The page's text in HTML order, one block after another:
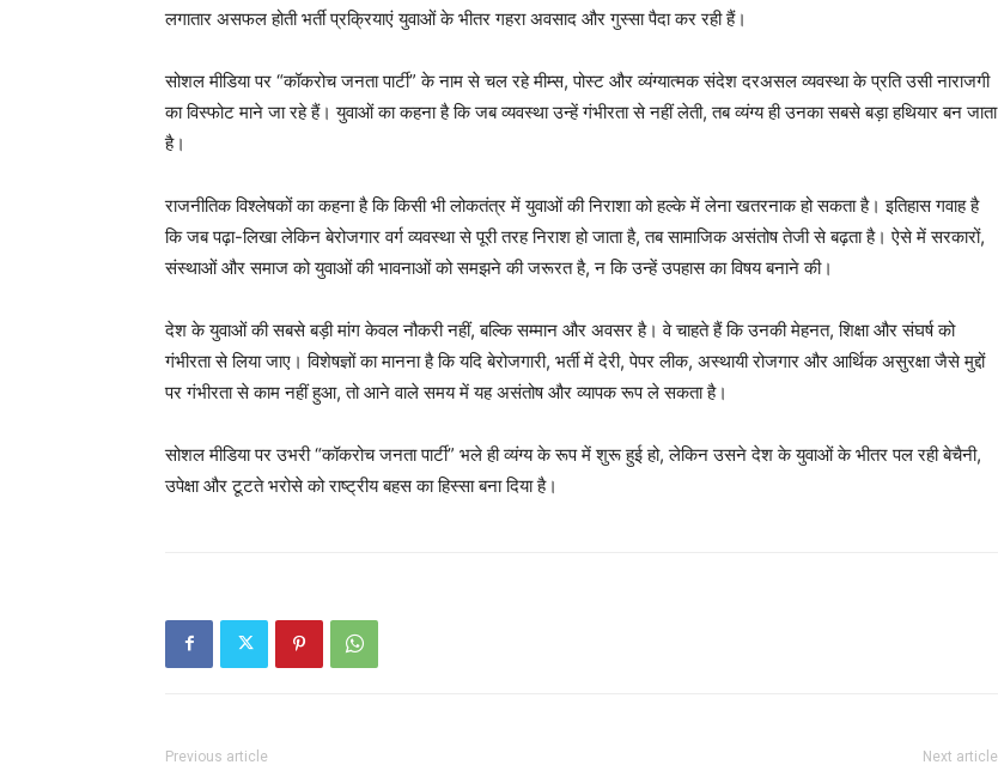
SUBSCRIBE NOW
Subscription Plans
लगातार असफल होती भर्ती प्रक्रियाएं युवाओं के भीतर गहरा अवसाद और गुस्सा पैदा कर रही हैं।
सोशल मीडिया पर “कॉकरोच जनता पार्टी” के नाम से चल रहे मीम्स, पोस्ट और व्यंग्यात्मक संदेश दरअसल व्यवस्था के प्रति उसी नाराजगी
का विस्फोट माने जा रहे हैं। युवाओं का कहना है कि जब व्यवस्था उन्हें गंभीरता से नहीं लेती, तब व्यंग्य ही उनका सबसे बड़ा हथियार बन जाता
है।
राजनीतिक विश्लेषकों का कहना है कि किसी भी लोकतंत्र में युवाओं की निराशा को हल्के में लेना खतरनाक हो सकता है। इतिहास गवाह है
कि जब पढ़ा-लिखा लेकिन बेरोजगार वर्ग व्यवस्था से पूरी तरह निराश हो जाता है, तब सामाजिक असंतोष तेजी से बढ़ता है। ऐसे में सरकारों,
संस्थाओं और समाज को युवाओं की भावनाओं को समझने की जरूरत है, न कि उन्हें उपहास का विषय बनाने की।
देश के युवाओं की सबसे बड़ी मांग केवल नौकरी नहीं, बल्कि सम्मान और अवसर है। वे चाहते हैं कि उनकी मेहनत, शिक्षा और संघर्ष को
गंभीरता से लिया जाए। विशेषज्ञों का मानना है कि यदि बेरोजगारी, भर्ती में देरी, पेपर लीक, अस्थायी रोजगार और आर्थिक असुरक्षा जैसे मुद्दों
पर गंभीरता से काम नहीं हुआ, तो आने वाले समय में यह असंतोष और व्यापक रूप ले सकता है।
सोशल मीडिया पर उभरी “कॉकरोच जनता पार्टी” भले ही व्यंग्य के रूप में शुरू हुई हो, लेकिन उसने देश के युवाओं के भीतर पल रही बेचैनी,
उपेक्षा और टूटते भरोसे को राष्ट्रीय बहस का हिस्सा बना दिया है।
Previous article Next article